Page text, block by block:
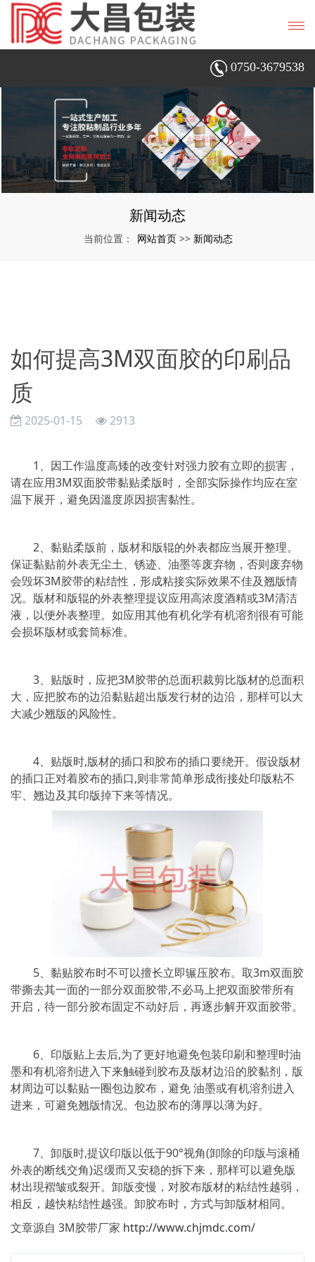
0750-3679538
新闻动态
当前位置： 网站首页 >> 新闻动态
如何提高3M双面胶的印刷品
质
2025-01-15 2913
1、因工作温度高矮的改变针对强力胶有立即的损害，
请在应用3M双面胶带黏贴柔版时，全部实际操作均应在室
温下展开，避免因溫度原因损害黏性。
2、黏贴柔版前，版材和版辊的外表都应当展开整理。
保证黏贴前外表无尘土、锈迹、油墨等废弃物，否则废弃物
会毁坏3M胶带的粘结性，形成粘接实际效果不佳及翘版情
况。版材和版辊的外表整理提议应用高浓度酒精或3M清洁
液，以便外表整理。如应用其他有机化学有机溶剂很有可能
会损坏版材或套筒标准。
3、贴版时，应把3M胶带的总面积裁剪比版材的总面积
大，应把胶布的边沿黏贴超出版发行材的边沿，那样可以大
大减少翘版的风险性。
4、贴版时,版材的插口和胶布的插口要绕开。假设版材
的插口正对着胶布的插口,则非常简单形成衔接处印版粘不
牢、翘边及其印版掉下来等情况。
5、黏贴胶布时不可以擅长立即辗压胶布。取3m双面胶
带撕去其一面的一部分双面胶带,不必马上把双面胶带所有
开启，待一部分胶布固定不动好后，再逐步解开双面胶带。
6、印版贴上去后,为了更好地避免包装印刷和整理时油
墨和有机溶剂进入下来触碰到胶布及版材边沿的胶黏剂，版
材周边可以黏贴一圈包边胶布，避免 油墨或有机溶剂进入
进来，可避免翘版情况。包边胶布的薄厚以薄为好。
7、卸版时,提议印版以低于90°视角(卸除的印版与滚桶
外表的断线交角)迟缓而又安稳的拆下来，那样可以避免版
材出現褶皱或裂开。卸版变慢，对胶布版材的粘结性越弱，
相反，越快粘结性越强。卸胶布时，方式与卸版材相同。
文章源自 3M胶带厂家 http://www.chjmdc.com/